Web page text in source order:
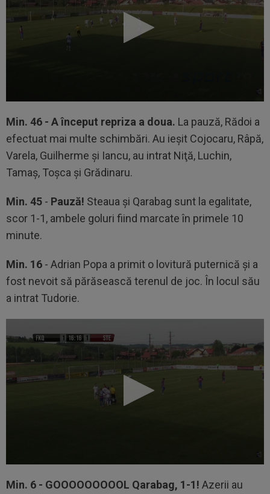
Min. 46 - A început repriza a doua. La pauză, Rădoi a
efectuat mai multe schimbări. Au ieşit Cojocaru, Râpă,
Varela, Guilherme şi Iancu, au intrat Niţă, Luchin,
Tamaş, Toşca şi Grădinaru.
Min. 45 - Pauză! Steaua şi Qarabag sunt la egalitate,
scor 1-1, ambele goluri fiind marcate în primele 10
minute.
Min. 16 - Adrian Popa a primit o lovitură puternică şi a
fost nevoit să părăsească terenul de joc. În locul său
a intrat Tudorie.
Min. 6 - GOOOOOOOOOL Qarabag, 1-1! Azerii au